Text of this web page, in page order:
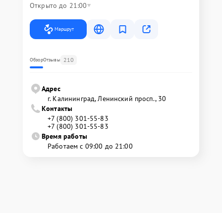
Открыто до 21:00
Маршрут
ОбзорОтзывы 210
Адрес
г. Калининград, Ленинский просп., 30
Контакты
+7 (800) 301-55-83
+7 (800) 301-55-83
Время работы
Работаем с 09:00 до 21:00